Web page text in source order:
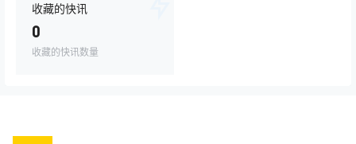
收藏的快讯
0
收藏的快讯数量